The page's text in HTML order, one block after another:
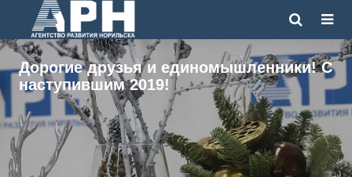
Дорогие друзья и единомышленники! С
наступившим 2019!